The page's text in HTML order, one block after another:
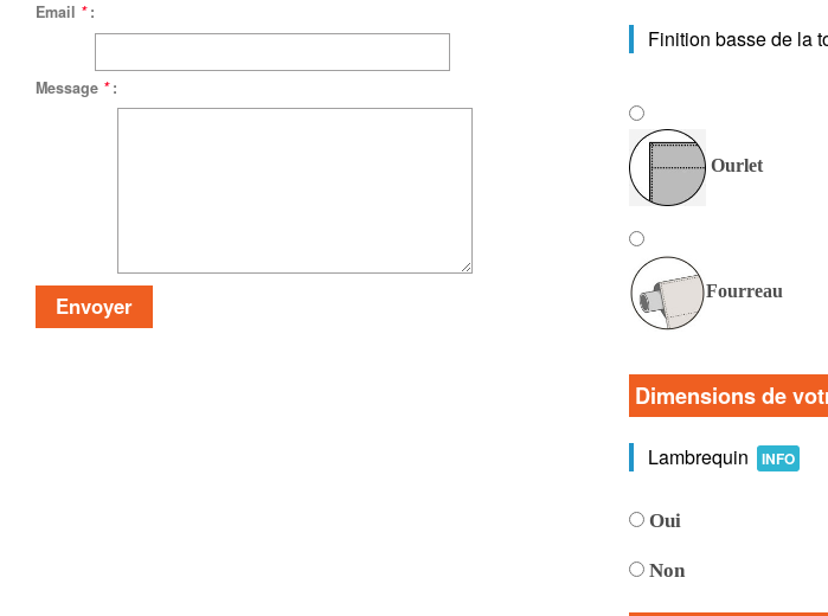
Email * :
Message * :
Finition basse de la
Ourlet
Fourreau
Dimensions de
Lambrequin INFO
Oui
Non